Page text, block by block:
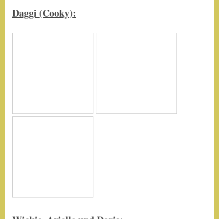
Daggi (Cooky):